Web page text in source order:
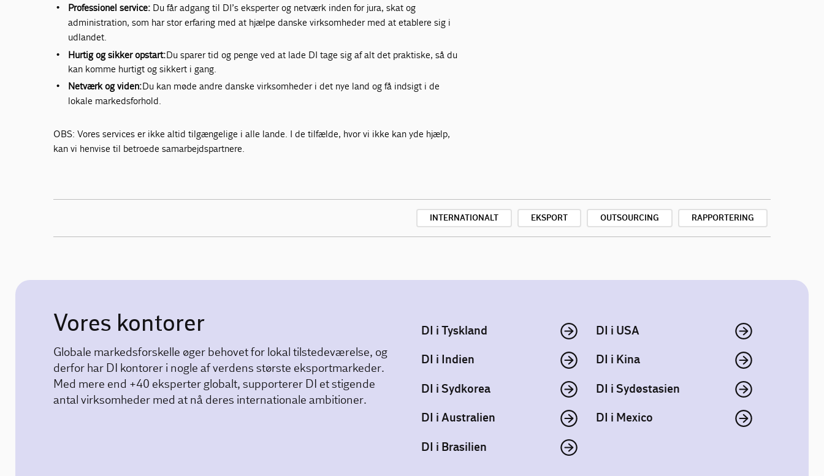
Professionel service: Du får adgang til DI’s eksperter og netværk inden for jura, skat og
administration, som har stor erfaring med at hjælpe danske virksomheder med at etablere sig i
udlandet.
Hurtig og sikker opstart:Du sparer tid og penge ved at lade DI tage sig af alt det praktiske, så du
kan komme hurtigt og sikkert i gang.
Netværkog viden:Du kan møde andre danske virksomheder i det nye land og få indsigt i de
lokale markedsforhold.
OBS: Vores services er ikke altid tilgængelige i alle lande. I de tilfælde, hvor vi ikke kan yde hjælp,
kan vi henvise til betroede samarbejdspartnere.
INTERNATIONALT EKSPORT OUTSOURCING RAPPORTERING
Vores kontorer
Globale markedsforskelle øger behovet for lokal tilstedeværelse, og
derfor har DI kontorer i nogle af verdens største eksportmarkeder.
Med mere end +40 eksperter globalt, supporterer DI et stigende
antal virksomheder med at nå deres internationale ambitioner.
DI i Tyskland DI i USA
DI i Indien DI i Kina
DI i Sydkorea DI i Sydøstasien
DI i Australien DI i Mexico
DI i Brasilien